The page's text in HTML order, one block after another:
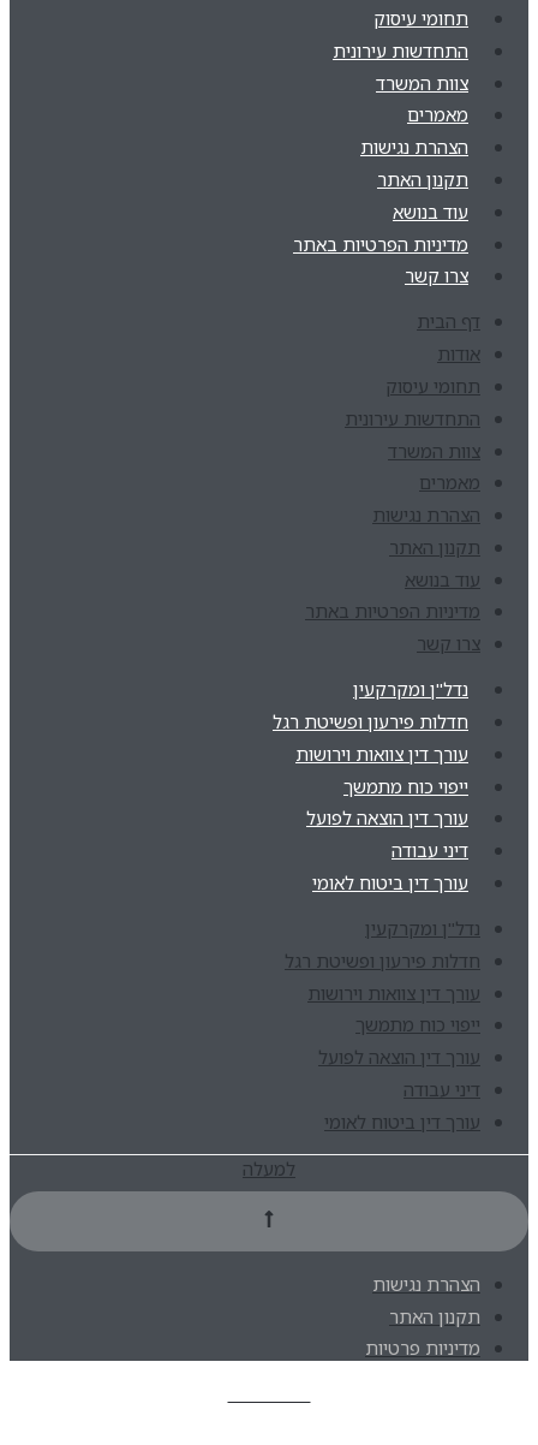
תחומי עיסוק
התחדשות עירונית
צוות המשרד
מאמרים
הצהרת נגישות
תקנון האתר
עוד בנושא
מדיניות הפרטיות באתר
צרו קשר
דף הבית
אודות
תחומי עיסוק
התחדשות עירונית
צוות המשרד
מאמרים
הצהרת נגישות
תקנון האתר
עוד בנושא
מדיניות הפרטיות באתר
צרו קשר
נדל"ן ומקרקעין
חדלות פירעון ופשיטת רגל
עורך דין צוואות וירושות
ייפוי כוח מתמשך
עורך דין הוצאה לפועל
דיני עבודה
עורך דין ביטוח לאומי
נדל"ן ומקרקעין
חדלות פירעון ופשיטת רגל
עורך דין צוואות וירושות
ייפוי כוח מתמשך
עורך דין הוצאה לפועל
דיני עבודה
עורך דין ביטוח לאומי
למעלה
הצהרת נגישות
תקנון האתר
מדיניות פרטיות